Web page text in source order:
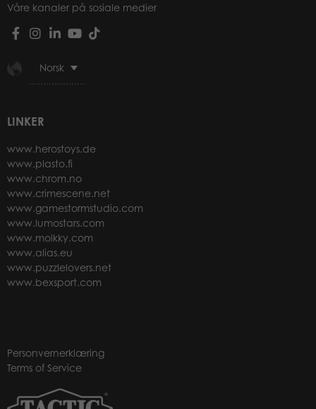
Våre kanaler på sosiale medier
Norsk
LINKER
www.herostoys.de
www.plasto.fi
www.chrom.no
www.crimescene.net
www.gamestormstudio.com
www.lumostars.com
www.molkky.com
www.alias.eu
www.puzzlelovers.net
www.bexsport.com
Personvernerklæring
Terms of Service